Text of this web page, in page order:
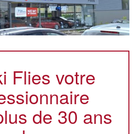
Flies votre
de 30 ans